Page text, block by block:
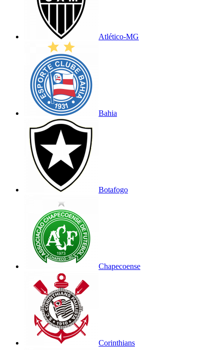
Atlético-MG
Bahia
Botafogo
Chapecoense
Corinthians